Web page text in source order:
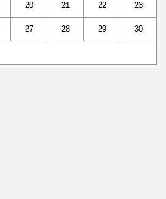
20 21 22 23
27 28 29 30